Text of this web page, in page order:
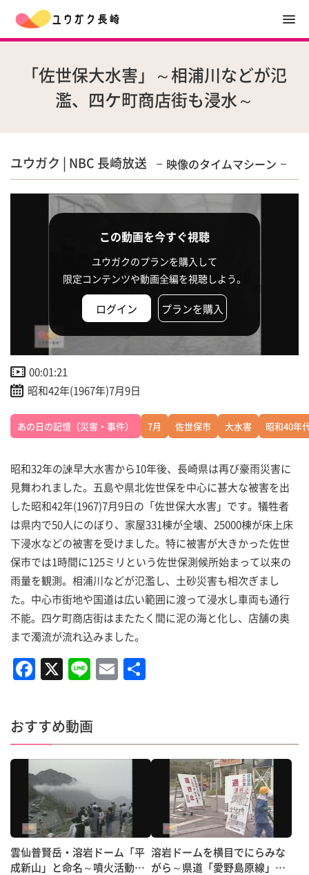
「佐世保大水害」～相浦川などが氾
濫、四ケ町商店街も浸水～
ユウガク | NBC 長崎放送 映像のタイムマシーン
この動画を今すぐ視聴
ユウガクのプランを購入して
限定コンテンツや動画全編を視聴しよう。
ログイン プランを購入
00:01:21
昭和42年(1967年)7月9日
あの日の記憶（災害・事件） 7月 佐世保市 大水害 昭和40年
昭和32年の諫早大水害から10年後、長崎県は再び豪雨災害に
見舞われました。五島や県北佐世保を中心に甚大な被害を出
した昭和42年(1967)7月9日の「佐世保大水害」です。犠牲者
は県内で50人にのぼり、家屋331棟が全壊、25000棟が床上床
下浸水などの被害を受けました。特に被害が大きかった佐世
保市では1時間に125ミリという佐世保測候所始まって以来の
雨量を観測。相浦川などが氾濫し、土砂災害も相次ぎまし
た。中心市街地や国道は広い範囲に渡って浸水し車両も通行
不能。四ケ町商店街はまたたく間に泥の海と化し、店舗の奥
まで濁流が流れ込みました。
F
a
c
e
b
o
o
k
X Li
n
e
E
m
l
おすすめ動画
雲仙普賢岳・溶岩ドーム「平
成新山」と命名～噴火活動終
溶岩ドームを横目でにらみな
がら～県道「愛野島原線」２